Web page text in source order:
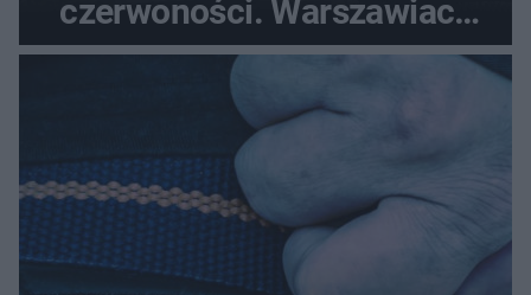
czerwoności. Warszawiacy
pytali, czy to Mad Max!